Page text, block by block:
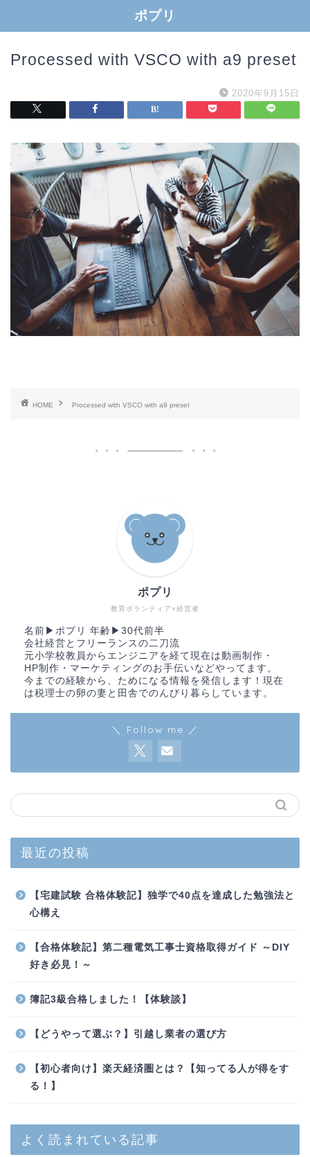
ポプリ
Processed with VSCO with a9 preset
2020年9月15日
HOME Processed with VSCO with a9 preset
教育ボランティア×経営者
ポプリ
名前▶︎ポプリ 年齢▶︎30代前半
会社経営とフリーランスの二刀流
元小学校教員からエンジニアを経て現在は動画制作・
HP制作・マーケティングのお手伝いなどやってます。
今までの経験から、ためになる情報を発信します！現在
は税理士の卵の妻と田舎でのんびり暮らしています。
＼ Follow me ／
最近の投稿
【宅建試験 合格体験記】独学で40点を達成した勉強法と
心構え
【合格体験記】第二種電気工事士資格取得ガイド ～DIY
好き必見！～
簿記3級合格しました！【体験談】
【どうやって選ぶ？】引越し業者の選び方
【初心者向け】楽天経済圏とは？【知ってる人が得をす
る！】
よく読まれている記事